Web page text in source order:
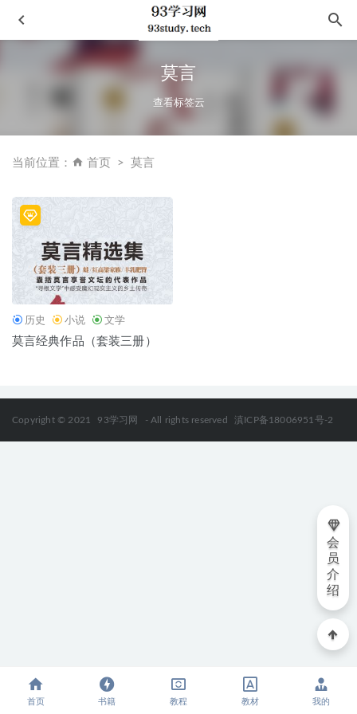
莫言
查看标签云
当前位置： 首页 莫言
历史 小说 文学
莫言经典作品（套装三册）
Copyright © 2021 93学习网 - All rights reserved 滇ICP备18006951号-2
会
员
介
绍
《吴恩达：机器学习经典名课》
嘉莉妹妹 2023-03-11
宋氏三姊妹與她們的丈夫
首页 书籍 教程 教材 我的